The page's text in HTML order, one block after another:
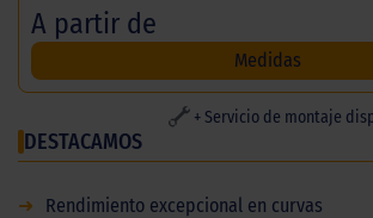
A partir de
Medidas
+ Servicio de montaje
DESTACAMOS
➜
Rendimiento excepcional en curvas